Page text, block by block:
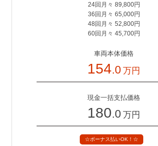
24回月々 89,800円
36回月々 65,000円
48回月々 52,800円
60回月々 45,700円
車両本体価格
154.0 万円
現金一括支払価格
180.0 万円
☆ボーナス払いOK！☆